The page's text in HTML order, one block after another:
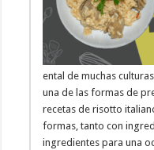
ental de muchas
una de las formas de
recetas de risotto
formas, tanto con
ingredientes para una